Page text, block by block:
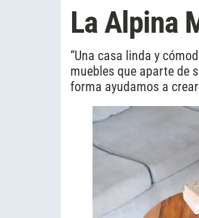
La Alpina
“Una casa linda y
muebles que aparte de
forma ayudamos a